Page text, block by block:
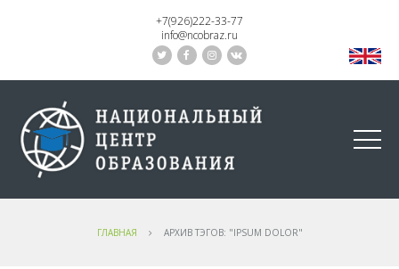
+7(926)222-33-77
info@ncobraz.ru
ГЛАВНАЯ АРХИВ ТЭГОВ: "IPSUM DOLOR"